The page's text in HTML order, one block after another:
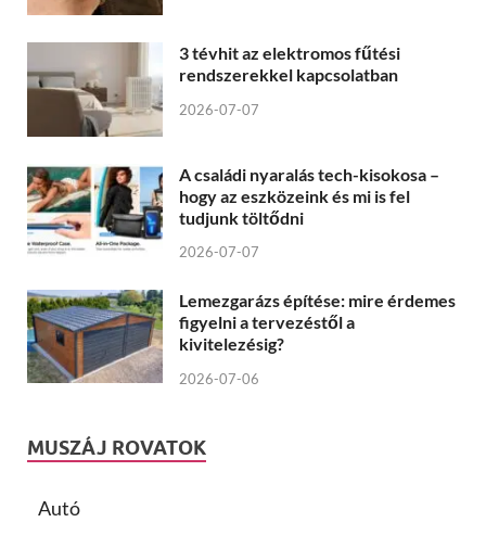
3 tévhit az elektromos fűtési
rendszerekkel kapcsolatban
2026-07-07
A családi nyaralás tech-kisokosa –
hogy az eszközeink és mi is fel
tudjunk töltődni
2026-07-07
Lemezgarázs építése: mire érdemes
figyelni a tervezéstől a
kivitelezésig?
2026-07-06
MUSZÁJ ROVATOK
Autó